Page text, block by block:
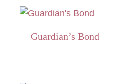
Guardian’s Bond